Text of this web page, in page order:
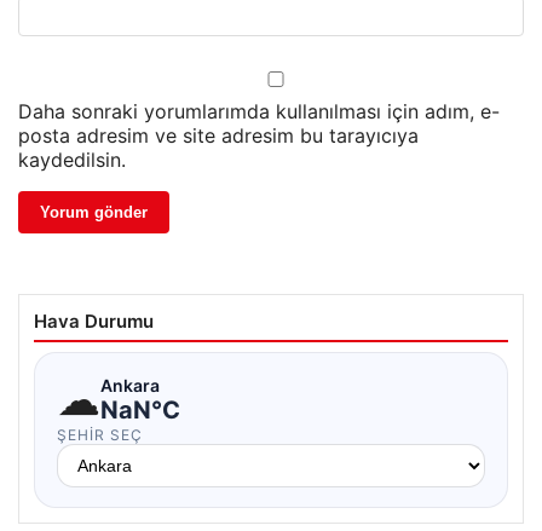
Daha sonraki yorumlarımda kullanılması için adım, e-
posta adresim ve site adresim bu tarayıcıya
kaydedilsin.
Hava Durumu
☁Ankara
NaN°C
ŞEHIR SEÇ